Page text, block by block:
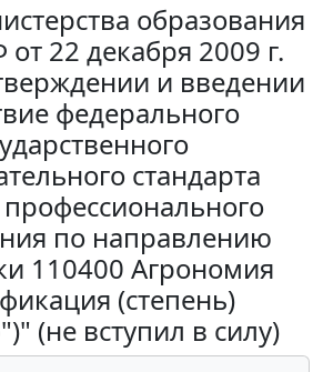
образования
22 декабря 2009 г.
и введении
федерального
стандарта
по направлению
110400 Агрономия
(степень)
(не вступил в силу)